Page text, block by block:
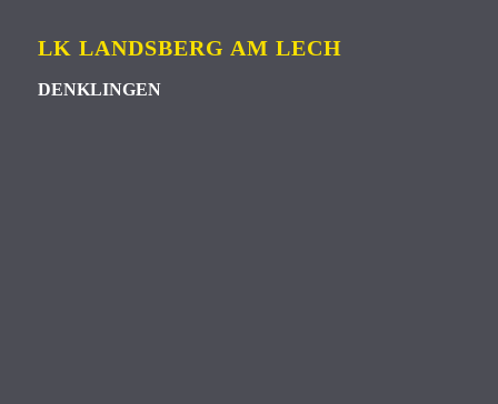
LK LANDSBERG AM LECH
DENKLINGEN